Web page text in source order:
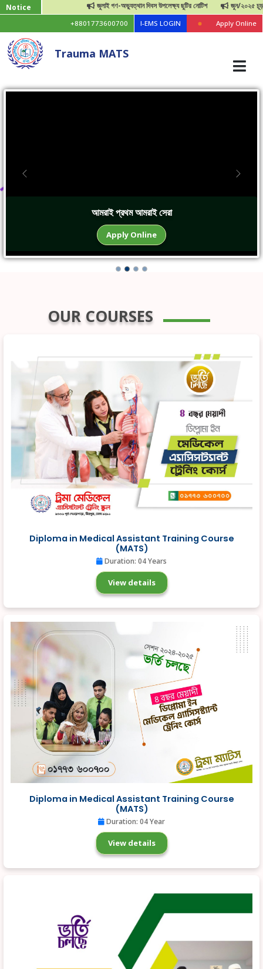
Notice জুলাই গণ-অভ্যুত্থান দিবস উপলেক্ষ্য ছুটির নোটিশ জুন/২০২৫ চূড়ান্ত পরীক্ষার
+8801773600700 I-EMS LOGIN Apply Online
Trauma MATS
আমরাই প্রথম আমরাই সেরা
Apply Online
Previous Next
OUR COURSES
Diploma in Medical Assistant Training Course
(MATS)
Duration: 04 Years
View details
Diploma in Medical Assistant Training Course
(MATS)
Duration: 04 Year
View details